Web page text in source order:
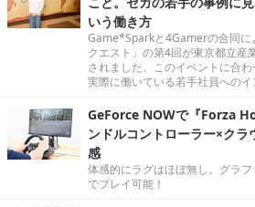
いう働き方
Game*Sparkと4Gamerの合同に
クエスト」の第4回が東京都立産
されました。このイベントに合
実際に働いている若手社員へのイ
GeForce NOWで『Forza
ンドルコントローラー×ク
感
体感的にラグはほぼ無し。グラ
でプレイ可能！